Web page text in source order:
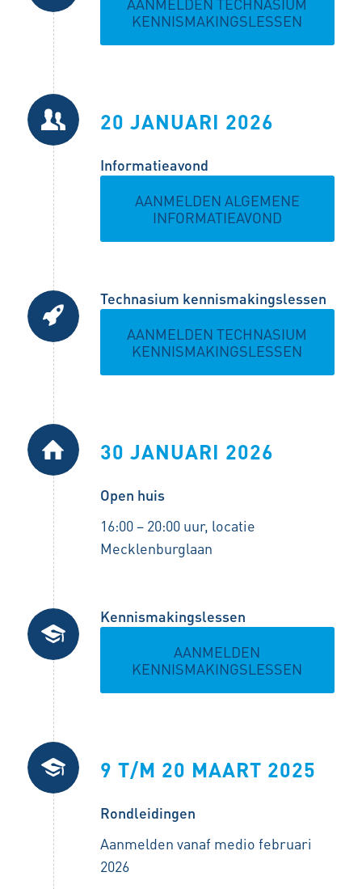
KENNISMAKINGSLESSEN
20 JANUARI 2026
Informatieavond
AANMELDEN ALGEMENE
INFORMATIEAVOND
Technasium kennismakingslessen
AANMELDEN TECHNASIUM
KENNISMAKINGSLESSEN
30 JANUARI 2026
Open huis
16:00 – 20:00 uur, locatie
Mecklenburglaan
Kennismakingslessen
AANMELDEN
KENNISMAKINGSLESSEN
9 T/M 20 MAART 2025
Rondleidingen
Aanmelden vanaf medio februari
2026